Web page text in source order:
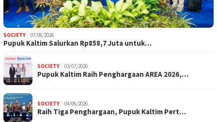
SOCIETY 07/08/2026
Pupuk Kaltim Salurkan Rp858,7 Juta untuk…
SOCIETY 03/07/2026
Pupuk Kaltim Raih Penghargaan AREA 2026,…
SOCIETY 04/06/2026
Raih Tiga Penghargaan, Pupuk Kaltim Pert…